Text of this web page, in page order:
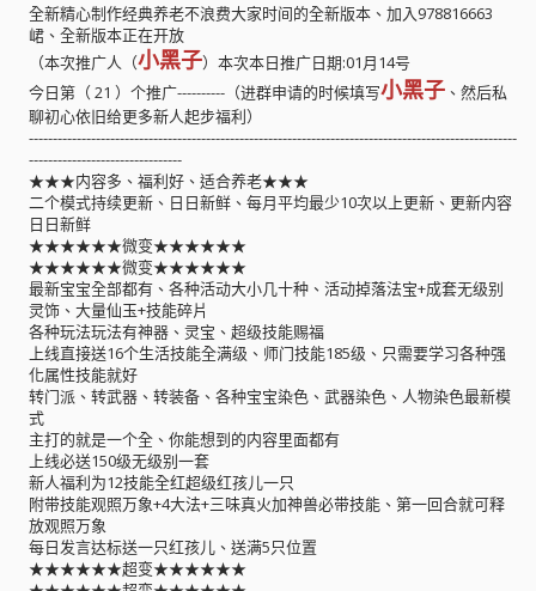
全新精心制作经典养老不浪费大家时间的全新版本、加入978816663
峮、全新版本正在开放
（本次推广人（小黑子）本次本日推广日期:01月14号
今日第（ 21 ）个推广----------（进群申请的时候填写小黑子 、然后私
聊初心依旧给更多新人起步福利）
------------------------------------------------------------------------------------------------------
--------------------------------
★★★内容多、福利好、适合养老★★★
二个模式持续更新、日日新鲜、每月平均最少10次以上更新、更新内容
日日新鲜
★★★★★★微变★★★★★★
★★★★★★微变★★★★★★
最新宝宝全部都有、各种活动大小几十种、活动掉落法宝+成套无级别
灵饰、大量仙玉+技能碎片
各种玩法玩法有神器、灵宝、超级技能赐福
上线直接送16个生活技能全满级、师门技能185级、只需要学习各种强
化属性技能就好
转门派、转武器、转装备、各种宝宝染色、武器染色、人物染色最新模
式
主打的就是一个全、你能想到的内容里面都有
上线必送150级无级别一套
新人福利为12技能全红超级红孩儿一只
附带技能观照万象+4大法+三味真火加神兽必带技能、第一回合就可释
放观照万象
每日发言达标送一只红孩儿、送满5只位置
★★★★★★超变★★★★★★